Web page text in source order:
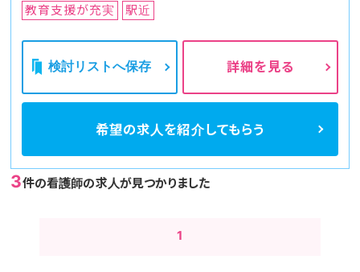
教育支援が充実
駅近
検討リストへ保存 詳細を見る
希望の求人を紹介してもらう
3件の看護師の求人が見つかりました
1